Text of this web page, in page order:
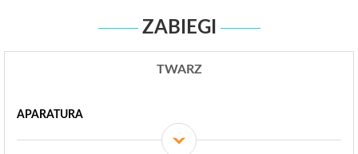
ZABIEGI
TWARZ
APARATURA